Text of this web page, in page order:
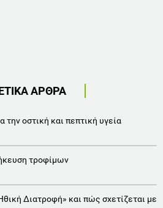
ΑΡΘΡΑ
την οστική και πεπτική υγεία
τροφίμων
Διατροφή» και πώς σχετίζεται με